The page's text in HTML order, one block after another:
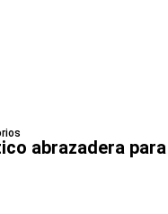
abrazadera